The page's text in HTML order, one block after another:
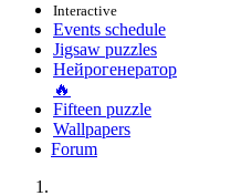
Interactive
Events schedule
Jigsaw puzzles
Нейрогенератор
🔥
Fifteen puzzle
Wallpapers
Forum